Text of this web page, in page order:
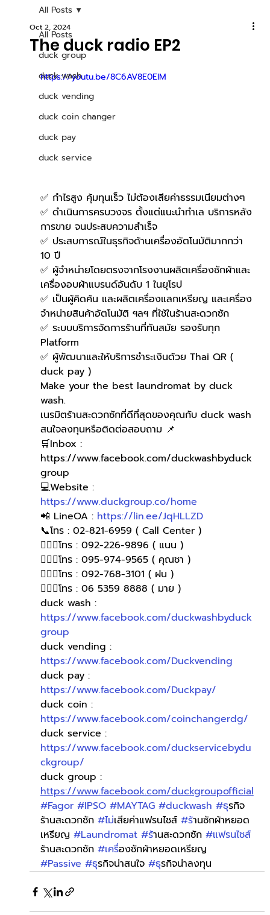
All Posts
duck group
duck wash
duck vending
duck coin changer
duck pay
duck service
All Posts
The duck radio EP2
Oct 2, 2024
https://youtu.be/8C6AV8E0EIM
✅ กำไรสูง คุ้มทุนเร็ว ไม่ต้องเสียค่าธรรมเนียมต่างๆ
✅ ดำเนินการครบวงจร ตั้งแต่แนะนำทำเล บริการหลัง
การขาย จนประสบความสำเร็จ
✅ ประสบการณ์ในธุรกิจด้านเครื่องอัตโนมัติมากกว่า
10 ปี
✅ ผู้จำหน่ายโดยตรงจากโรงงานผลิตเครื่องซักผ้าและ
เครื่องอบผ้าแบรนด์อันดับ 1 ในยุโรป
✅ เป็นผู้คิดค้น และผลิตเครื่องแลกเหรียญ และเครื่อง
จำหน่ายสินค้าอัตโนมัติ ฯลฯ ที่ใช้ในร้านสะดวกซัก
✅ ระบบบริการจัดการร้านที่ทันสมัย รองรับทุก
Platform
✅ ผู้พัฒนาและให้บริการชำระเงินด้วย Thai QR (
duck pay )
Make your the best laundromat by duck
wash.
เนรมิตร้านสะดวกซักที่ดีที่สุดของคุณกับ duck wash
สนใจลงทุนหรือติดต่อสอบถาม 📌
🛒Inbox :
https://www.facebook.com/duckwashbyduck
group
💻Website :
https://www.duckgroup.co/home
📲 LineOA : https://lin.ee/JqHLLZD
📞โทร : 02-821-6959 ( Call Center )
🙋🏻‍♀️โทร : 092-226-9896 ( แนน )
🙋🏻‍♀โทร : 095-974-9565 ( คุณชา )
🙋🏻‍♀โทร : 092-768-3101 ( ฝน )
🙋🏻‍♀️โทร : 06 5359 8888 ( มาย )
duck wash :
https://www.facebook.com/duckwashbyduck
group
duck vending :
https://www.facebook.com/Duckvending
duck pay :
https://www.facebook.com/Duckpay/
duck coin :
https://www.facebook.com/coinchangerdg/
duck service :
https://www.facebook.com/duckservicebydu
ckgroup/
duck group :
https://www.facebook.com/duckgroupofficial
#Fagor #IPSO #MAYTAG #duckwash #ธุรกิจ
ร้านสะดวกซัก #ไม่เสียค่าแฟรนไชส์ #ร้านซักผ้าหยอด
เหรียญ #Laundromat #ร้านสะดวกซัก #แฟรนไชส์
ร้านสะดวกซัก #เครื่องซักผ้าหยอดเหรียญ
#Passive #ธุรกิจน่าสนใจ #ธุรกิจน่าลงทุน